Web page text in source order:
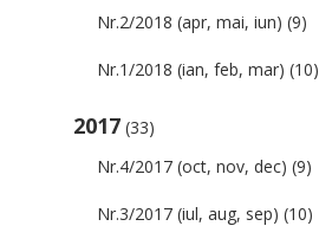
Nr.2/2018 (apr, mai, iun) (9)
Nr.1/2018 (ian, feb, mar) (10)
2017 (33)
Nr.4/2017 (oct, nov, dec) (9)
Nr.3/2017 (iul, aug, sep) (10)